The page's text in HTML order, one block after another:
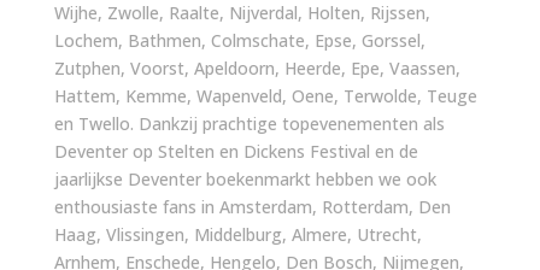
Wijhe, Zwolle, Raalte, Nijverdal, Holten, Rijssen,
Lochem, Bathmen, Colmschate, Epse, Gorssel,
Zutphen, Voorst, Apeldoorn, Heerde, Epe, Vaassen,
Hattem, Kemme, Wapenveld, Oene, Terwolde, Teuge
en Twello. Dankzij prachtige topevenementen als
Deventer op Stelten en Dickens Festival en de
jaarlijkse Deventer boekenmarkt hebben we ook
enthousiaste fans in Amsterdam, Rotterdam, Den
Haag, Vlissingen, Middelburg, Almere, Utrecht,
Arnhem, Enschede, Hengelo, Den Bosch, Nijmegen,